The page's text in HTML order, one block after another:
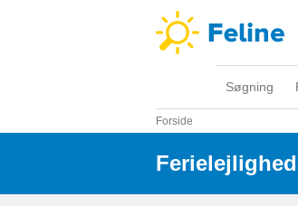
Søgning
Forside